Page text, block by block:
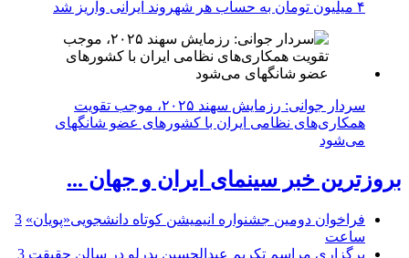
۴ میلیون تومان به حساب هر شهروند ایرانی واریز شد
سردار جوانی: رزمایش سهند ۲۰۲۵، موجب تقویت
همکاری‌های نظامی ایران با کشور‌های عضو شانگهای
می‌شود
بروزترین خبر سینمای ایران و جهان ...
فراخوان دومین جشنواره انیمیشن کوتاه دانشجویی«پویان» 3
ساعت
برگزاری مراسم تکریم عبدالحسین بدرلو در سالن حقیقت 3